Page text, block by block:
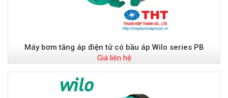
Máy bơm tăng áp điện tử có bầu áp Wilo series PB
Giá liên hệ